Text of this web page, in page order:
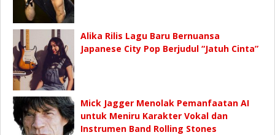
Alika Rilis Lagu Baru Bernuansa
Japanese City Pop Berjudul “Jatuh Cinta”
Mick Jagger Menolak Pemanfaatan AI
untuk Meniru Karakter Vokal dan
Instrumen Band Rolling Stones